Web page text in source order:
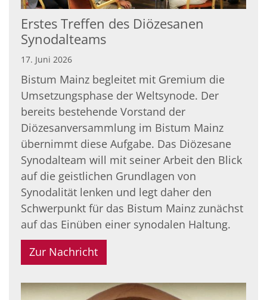
Erstes Treffen des Diözesanen
Synodalteams
17. Juni 2026
Bistum Mainz begleitet mit Gremium die
Umsetzungsphase der Weltsynode. Der
bereits bestehende Vorstand der
Diözesanversammlung im Bistum Mainz
übernimmt diese Aufgabe. Das Diözesane
Synodalteam will mit seiner Arbeit den Blick
auf die geistlichen Grundlagen von
Synodalität lenken und legt daher den
Schwerpunkt für das Bistum Mainz zunächst
auf das Einüben einer synodalen Haltung.
Zur Nachricht